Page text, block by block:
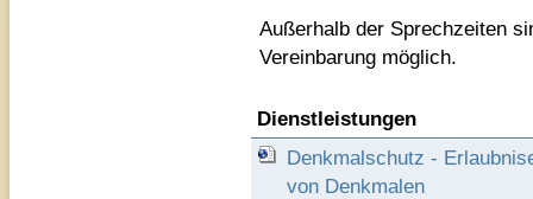
Außerhalb der Sprechzeiten
Vereinbarung möglich.
Dienstleistungen
Denkmalschutz -
von Denkmalen